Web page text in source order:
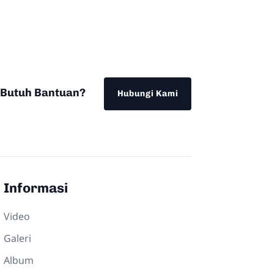
Butuh Bantuan? Hubungi Kami
Informasi
Video
Galeri
Album